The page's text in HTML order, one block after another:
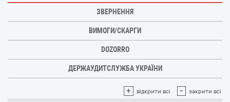
ЗВЕРНЕННЯ
ВИМОГИ/СКАРГИ
DOZORRO
ДЕРЖАУДИТСЛУЖБА УКРАЇНИ
+ відкрити всі - закрити всі